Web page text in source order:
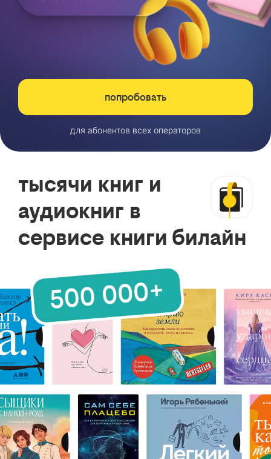
попробовать
для абонентов всех операторов
тысячи книг и
аудиокниг в
сервисе книги билайн